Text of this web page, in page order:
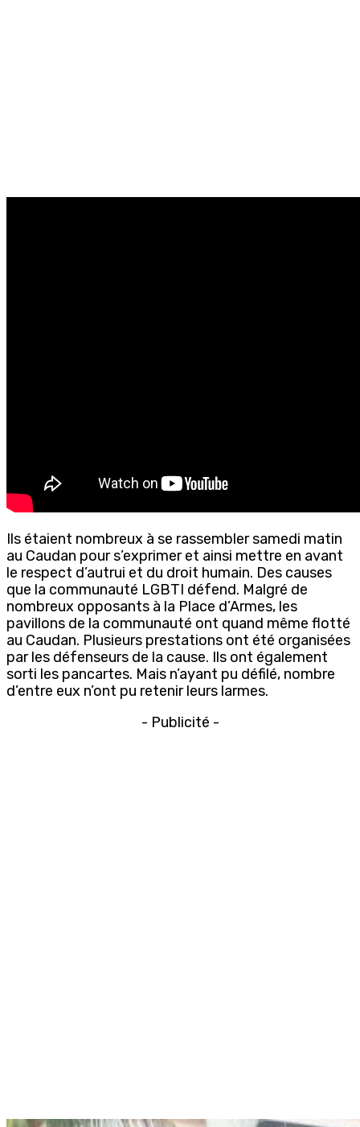
Ils étaient nombreux à se rassembler samedi matin
au Caudan pour s’exprimer et ainsi mettre en avant
le respect d’autrui et du droit humain. Des causes
que la communauté LGBTI défend. Malgré de
nombreux opposants à la Place d’Armes, les
pavillons de la communauté ont quand même flotté
au Caudan. Plusieurs prestations ont été organisées
par les défenseurs de la cause. Ils ont également
sorti les pancartes. Mais n’ayant pu défilé, nombre
d’entre eux n’ont pu retenir leurs larmes.
- Publicité -